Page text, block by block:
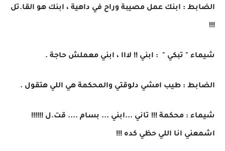
الضابط : ابنك عمل مصيبة وراح في داهية ، ابنك هو القا.تل
!!!
شيماء " تبكي " : ابني !! لااا ، ابني معملش حاجة .
الضابط : طيب امشي دلوقتي والمحكمة هي اللي هتقول .
شيماء : محكمة !!! تاني ...ابني ... بسام .... قت.ل !!!!!!
اشمعني انا اللي حظي كده !!!